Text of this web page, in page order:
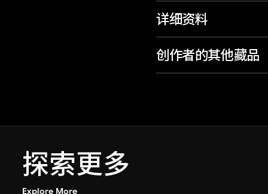
详细资料
创作者的其他藏品
探索更多
Explore More